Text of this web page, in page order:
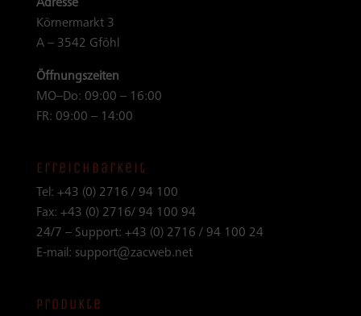
Adresse
Körnermarkt 3
A – 3542 Gföhl
Öffnungszeiten
MO–Do: 09:00 – 16:00
FR: 09:00 – 14:00
Erreichbarkeit
Tel: +43 (0) 2716 / 94 100
Fax: +43 (0) 2716/ 94 100 94
24/7 – Support: +43 (0) 2716 / 94 100 24
E-mail: support@zacweb.net
Produkte